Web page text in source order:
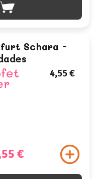
Schara -
4,55 €
€